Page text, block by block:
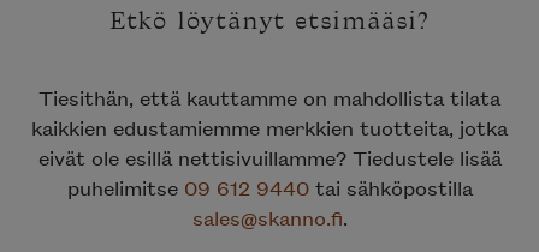
Etkö löytänyt etsimääsi?
Tiesithän, että kauttamme on mahdollista tilata
kaikkien edustamiemme merkkien tuotteita, jotka
eivät ole esillä nettisivuillamme? Tiedustele lisää
puhelimitse 09 612 9440tai sähköpostilla
sales@skanno.fi.